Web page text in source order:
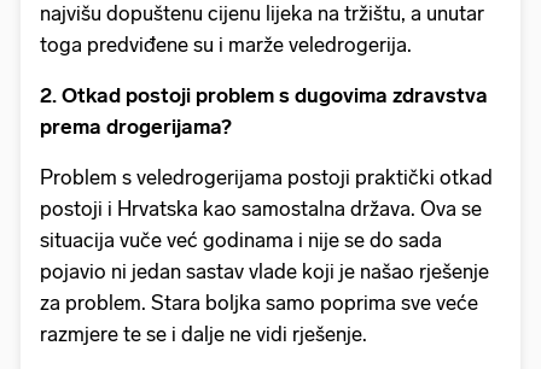
najvišu dopuštenu cijenu lijeka na tržištu, a unutar
toga predviđene su i marže veledrogerija.
2. Otkad postoji problem s dugovima zdravstva
prema drogerijama?
Problem s veledrogerijama postoji praktički otkad
postoji i Hrvatska kao samostalna država. Ova se
situacija vuče već godinama i nije se do sada
pojavio ni jedan sastav vlade koji je našao rješenje
za problem. Stara boljka samo poprima sve veće
razmjere te se i dalje ne vidi rješenje.